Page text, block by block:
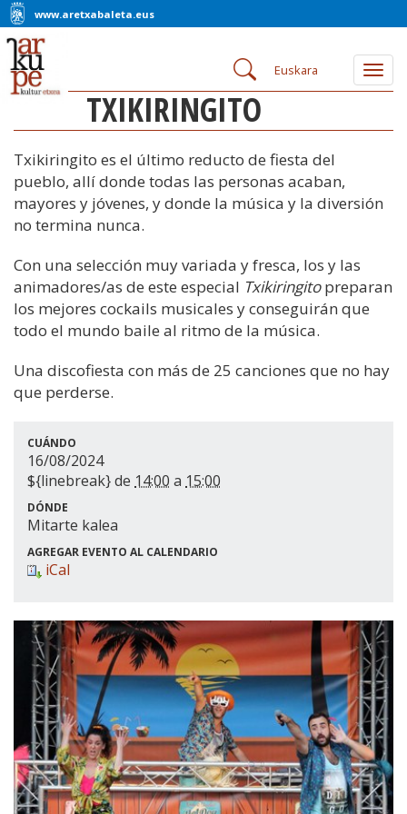
www.aretxabaleta.eus
Euskara
TXIKIRINGITO
Txikiringito es el último reducto de fiesta del
pueblo, allí donde todas las personas acaban,
mayores y jóvenes, y donde la música y la diversión
no termina nunca.
Con una selección muy variada y fresca, los y las
animadores/as de este especial Txikiringitopreparan
los mejores cockails musicales y conseguirán que
todo el mundo baile al ritmo de la música.
Una discofiesta con más de 25 canciones que no hay
que perderse.
CUÁNDO
16/08/2024
${linebreak} de 14:00 a 15:00
DÓNDE
Mitarte kalea
AGREGAR EVENTO AL CALENDARIO
iCal